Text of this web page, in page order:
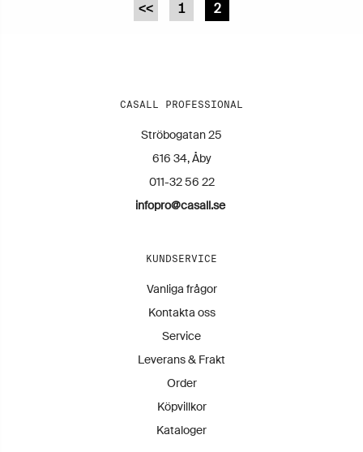
<< 1 2
CASALL PROFESSIONAL
Ströbogatan 25
616 34, Åby
011-32 56 22
infopro@casall.se
KUNDSERVICE
Vanliga frågor
Kontakta oss
Service
Leverans & Frakt
Order
Köpvillkor
Kataloger